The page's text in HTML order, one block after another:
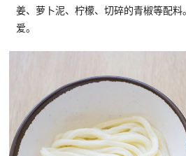
姜、萝卜泥、柠檬、切碎的青椒等配
爱。